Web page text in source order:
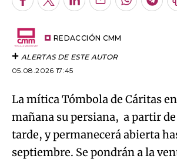
Facebook
TwitterLinkedInEnviarWhatsapp
REDACCIÓN CMM
ALERTAS DE ESTE AUTOR
05.08.2026 17:45
La mítica Tómbola de Cáritas
mañana su persiana, a partir de
tarde, y permanecerá abierta
septiembre. Se pondrán a la